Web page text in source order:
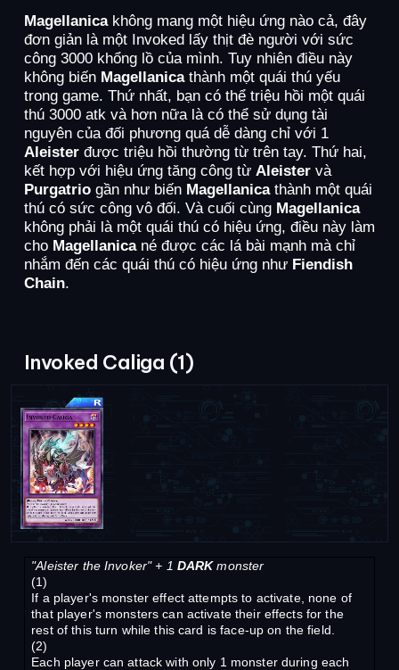
Magellanicakhông mang một hiệu ứng nào cả, đây
đơn giản là một Invoked lấy thịt đè người với sức
công 3000 khổng lồ của mình. Tuy nhiên điều này
không biến Magellanicathành một quái thú yếu
trong game. Thứ nhất, bạn có thể triệu hồi một quái
thú 3000 atk và hơn nữa là có thể sử dụng tài
nguyên của đối phương quá dễ dàng chỉ với 1
Aleister được triệu hồi thường từ trên tay. Thứ hai,
kết hợp với hiệu ứng tăng công từ Aleister và
Purgatrio gần như biến Magellanicathành một quái
thú có sức công vô đối. Và cuối cùng Magellanica
không phải là một quái thú có hiệu ứng, điều này làm
cho Magellanicané được các lá bài mạnh mà chỉ
nhắm đến các quái thú có hiệu ứng như Fiendish
Chain.
Invoked Caliga (1)
"Aleister the Invoker" + 1 DARKmonster
(1)
If a player's monster effect attempts to activate, none of
that player's monsters can activate their effects for the
rest of this turn while this card is face-up on the field.
(2)
Each player can attack with only 1 monster during each